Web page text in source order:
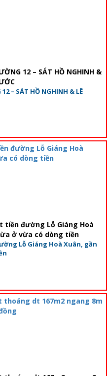
– SÁT HỒ NGHINH & LÊ
Lỗ Giáng Hoà Xuân, gần